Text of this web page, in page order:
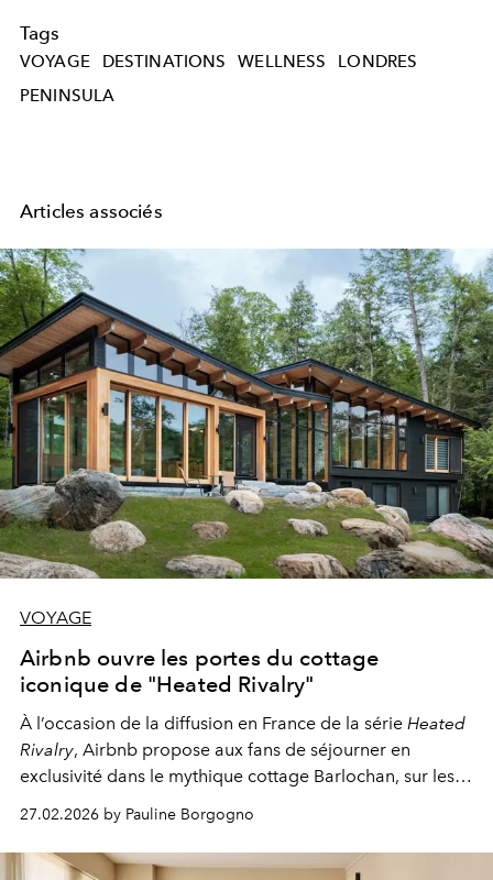
Tags
VOYAGE DESTINATIONS WELLNESS
LONDRES
PENINSULA
Articles associés
VOYAGE
Airbnb ouvre les portes du cottage
iconique de "Heated Rivalry"
À l’occasion de la diffusion en France de la série Heated
Rivalry, Airbnb propose aux fans de séjourner en
exclusivité dans le mythique cottage Barlochan, sur les
rives du lac Muskoka, pour une échappée belle entre
fiction et nature.
27.02.2026 by Pauline Borgogno